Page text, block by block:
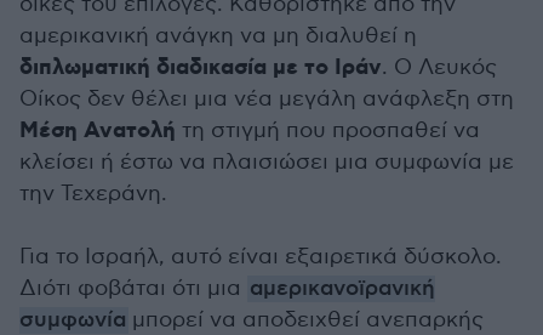
αμερικανική ανάγκη να μη διαλυθεί η
διπλωματική διαδικασία με το Ιράν. Ο Λευκός
Οίκος δεν θέλει μια νέα μεγάλη ανάφλεξη στη
Μέση Ανατολή τη στιγμή που προσπαθεί να
κλείσει ή έστω να πλαισιώσει μια συμφωνία με
την Τεχεράνη.
Για το Ισραήλ, αυτό είναι εξαιρετικά δύσκολο.
Διότι φοβάται ότι μια αμερικανοϊρανική
συμφωνία μπορεί να αποδειχθεί ανεπαρκής